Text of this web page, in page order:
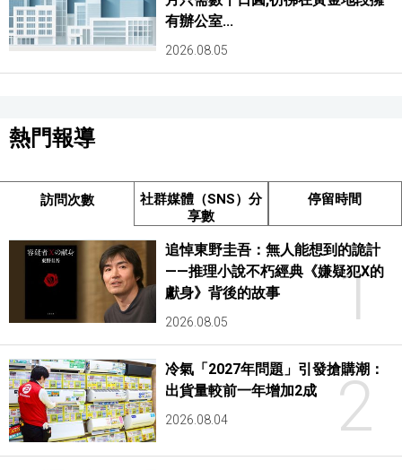
有辦公室...
2026.08.05
熱門報導
訪問次數
社群媒體（SNS）分
享數
停留時間
1
追悼東野圭吾：無人能想到的詭計
——推理小說不朽經典《嫌疑犯X的
獻身》背後的故事
2026.08.05
2
冷氣「2027年問題」引發搶購潮：
出貨量較前一年增加2成
2026.08.04